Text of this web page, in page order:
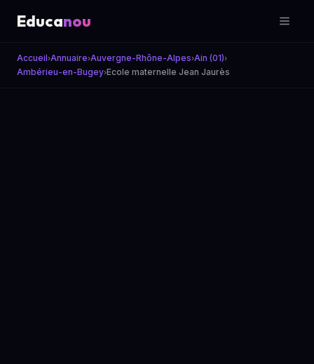
Educanou
Accueil›Annuaire›Auvergne-Rhône-Alpes›Ain (01)›
Ambérieu-en-Bugey›Ecole maternelle Jean Jaurès